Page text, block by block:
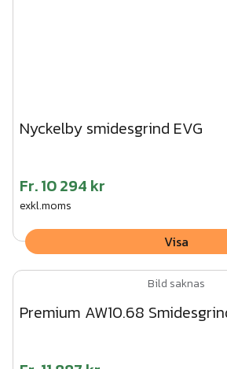
Nyckelby smidesgrind EVG
Fr.10 294 kr
exkl.moms
Visa
Bild saknas
Premium AW10.68